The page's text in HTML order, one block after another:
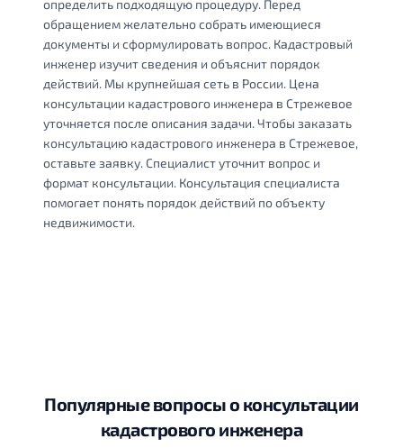
определить подходящую процедуру. Перед
обращением желательно собрать имеющиеся
документы и сформулировать вопрос. Кадастровый
инженер изучит сведения и объяснит порядок
действий. Мы крупнейшая сеть в России. Цена
консультации кадастрового инженера в Стрежевое
уточняется после описания задачи. Чтобы заказать
консультацию кадастрового инженера в Стрежевое,
оставьте заявку. Специалист уточнит вопрос и
формат консультации. Консультация специалиста
помогает понять порядок действий по объекту
недвижимости.
Популярные вопросы о консультации
кадастрового инженера